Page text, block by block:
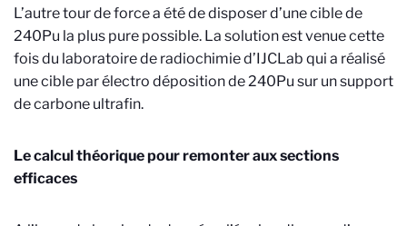
L’autre tour de force a été de disposer d’une cible de
240Pu la plus pure possible. La solution est venue cette
fois du laboratoire de radiochimie d’IJCLab qui a réalisé
une cible par électro déposition de 240Pu sur un support
de carbone ultrafin.
Le calcul théorique pour remonter aux sections
efficaces